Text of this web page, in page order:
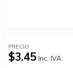
PRECIO
$3.45 Inc. IVA